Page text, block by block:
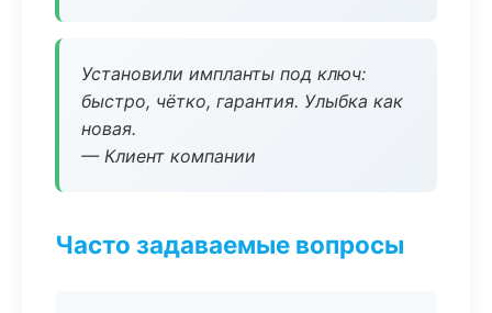
Установили импланты под ключ:
быстро, чётко, гарантия. Улыбка как
новая.
— Клиент компании
Часто задаваемые вопросы